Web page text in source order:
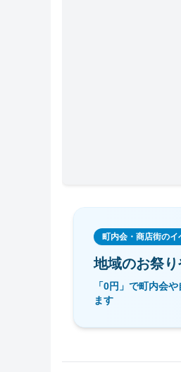
町内会・商店街の
地域のお祭り
「0円」で町内会
ます